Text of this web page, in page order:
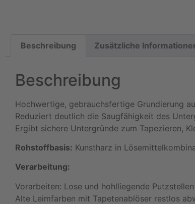
Beschreibung Zusätzliche
Beschreibung
Hochwertige, gebrauchsfertige Grundierung
Reduziert deutlich die Saugfähigkeit des
Ergibt sichere Untergründe zum Tapezieren,
Rohstoffbasis: Kunstharz in
Verarbeitung:
Vorarbeiten: Lose und hohlliegende
Alte Leimfarben mit Tapetenablöser restlos